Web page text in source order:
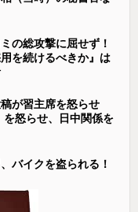
の総攻撃に屈せず！
を続けるべきか』は
が習主席を怒らせ
怒らせ、日中関係を
バイクを盗られる！